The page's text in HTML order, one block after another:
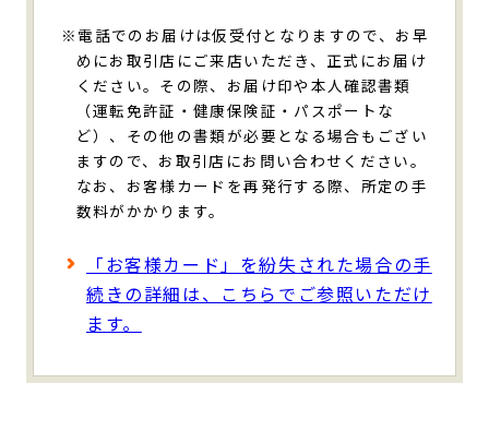
※電話でのお届けは仮受付となりますので、お早
めにお取引店にご来店いただき、正式にお届け
ください。その際、お届け印や本人確認書類
（運転免許証・健康保険証・パスポートな
ど）、その他の書類が必要となる場合もござい
ますので、お取引店にお問い合わせください。
なお、お客様カードを再発行する際、所定の手
数料がかかります。
「お客様カード」を紛失された場合の手
続きの詳細は、こちらでご参照いただけ
ます。